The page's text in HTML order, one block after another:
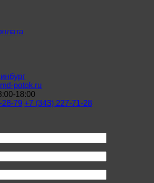
potok.ru
18:00
28-79 +7 (343) 227-71-28